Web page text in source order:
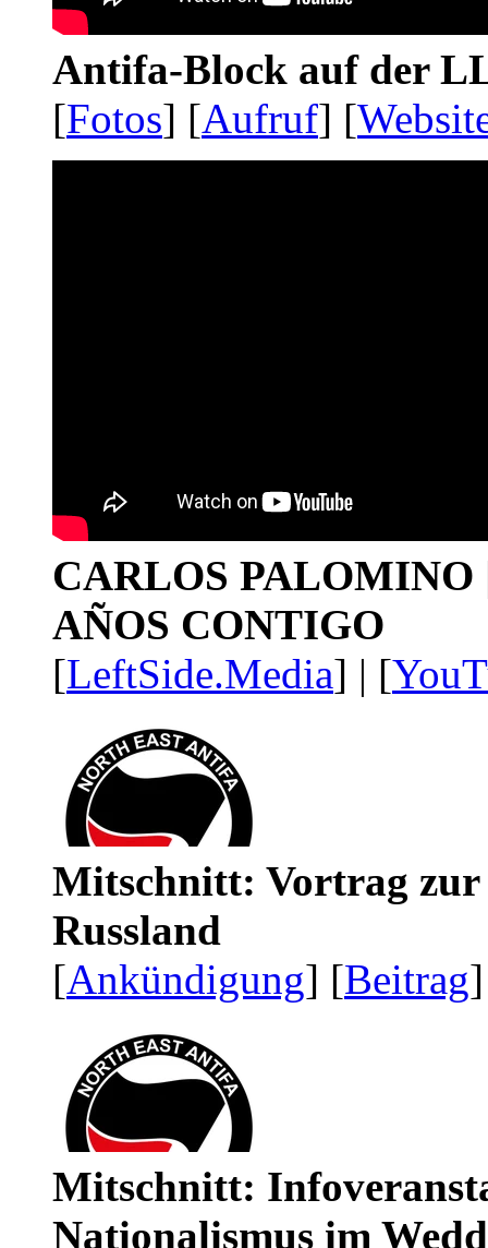
Antifa-Block auf der
[Fotos] [Aufruf] [
CARLOS PALOMINO
AÑOS CONTIGO
[LeftSide.Media] | [
Mitschnitt: Vortrag zur
Russland
[Ankündigung] [Beitrag
Mitschnitt:
Nationalismus im